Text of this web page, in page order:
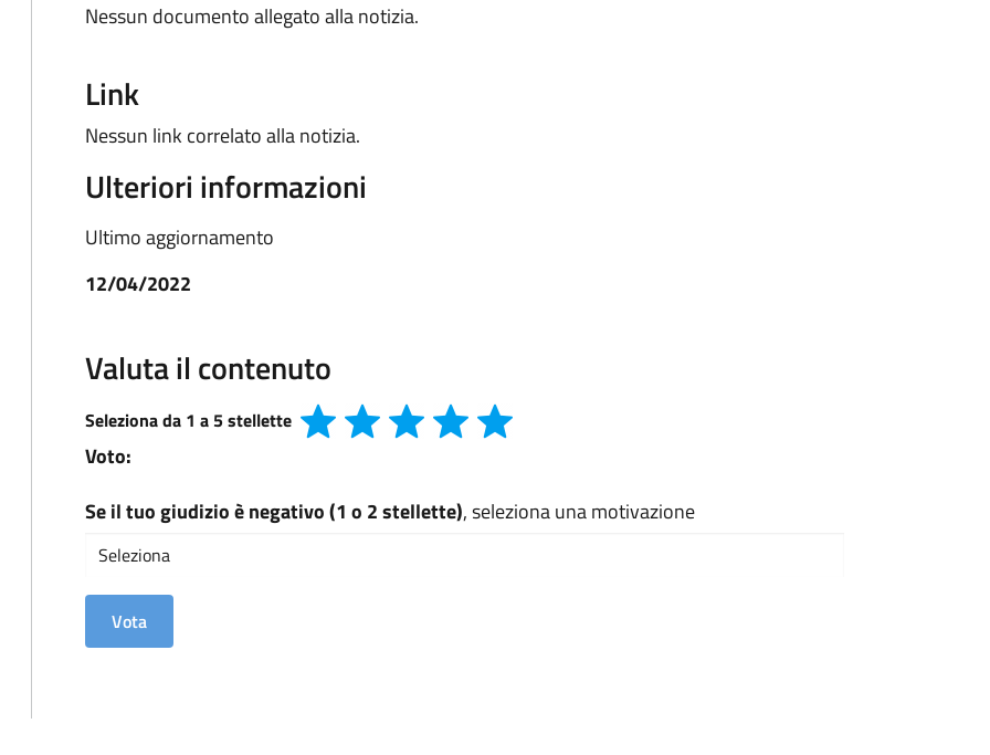
Nessun documento allegato alla notizia.
Link
Nessun link correlato alla notizia.
Ulteriori informazioni
Ultimo aggiornamento
12/04/2022
Valuta il contenuto
Seleziona da 1 a 5 stellette
Voto:
Se il tuo giudizio è negativo (1 o 2 stellette), seleziona una motivazione